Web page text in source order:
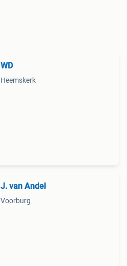
WD
Heemskerk
J. van Andel
Voorburg